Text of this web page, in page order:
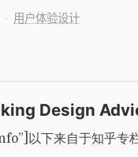
用户体验设计
Design
以下来自于知乎